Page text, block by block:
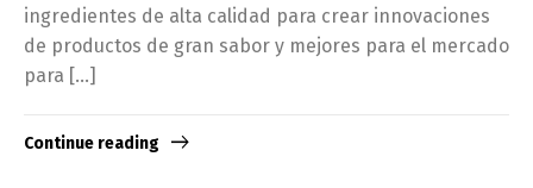
ingredientes de alta calidad para crear innovaciones
de productos de gran sabor y mejores para el mercado
para […]
Continue reading